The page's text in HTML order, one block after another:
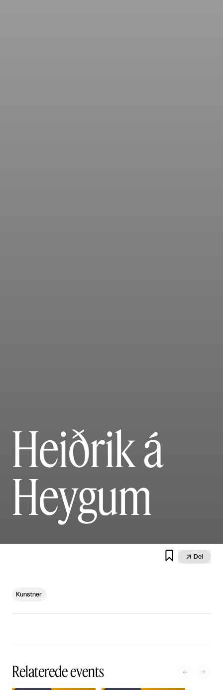
Heiðrik á
Heygum
  Del
Kunstner
Relaterede events  